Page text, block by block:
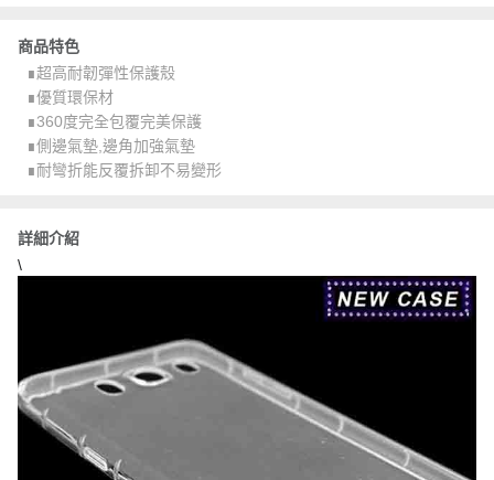
商品特色
∎超高耐韌彈性保護殼
∎優質環保材
∎360度完全包覆完美保護
∎側邊氣墊,邊角加強氣墊
∎耐彎折能反覆拆卸不易變形
詳細介紹
\